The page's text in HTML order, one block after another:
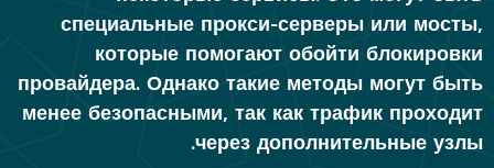
специальные прокси-серверы или мосты,
которые помогают обойти блокировки
провайдера. Однако такие методы могут быть
менее безопасными, так как трафик проходит
через дополнительные узлы.